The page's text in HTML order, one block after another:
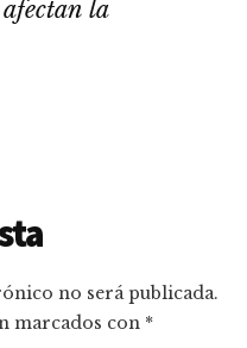
la
no será publicada.
marcados con *